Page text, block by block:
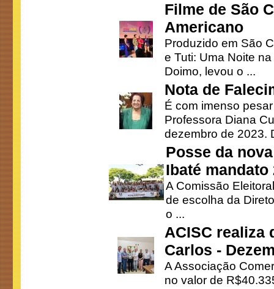
Filme de São
Americano
Produzido em São
e Tuti: Uma Noite
Doimo, levou o ...
Nota de
É com imenso
Professora Diana
dezembro de 2023.
Posse da
Ibaté mandato
A Comissão
de escolha da
o ...
ACISC realiza
Carlos -
A Associação
no valor de